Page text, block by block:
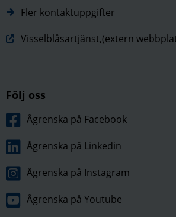
Fler kontaktuppgifter
Visselblåsartjänst,(extern
Följ oss
Ågrenska på Facebook
Ågrenska på Linkedin
Ågrenska på Instagram
Ågrenska på Youtube